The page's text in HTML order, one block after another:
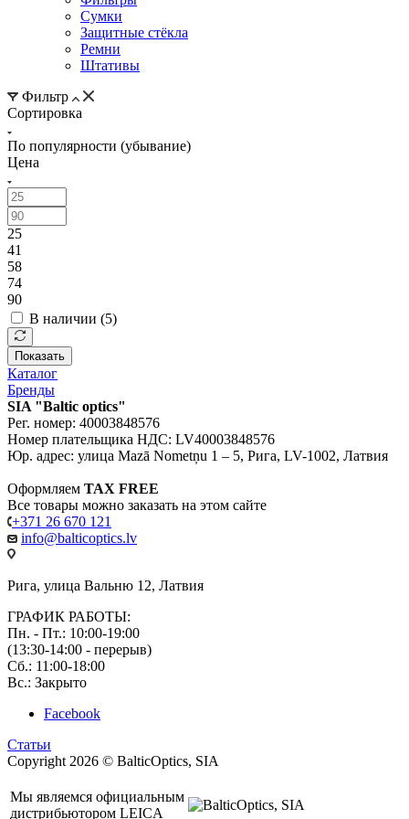
Сумки
Защитные стёкла
Ремни
Штативы
Фильтр
Сортировка
По популярности (убывание)
Цена
25
41
58
74
90
В наличии (5)
Показать
Каталог
Бренды
SIA "Baltic optics"
Рег. номер: 40003848576
Номер плательщика НДС: LV40003848576
Юр. адрес: улица Mazā Nometņu 1 – 5, Рига, LV-1002, Латвия
Оформляем TAX FREE
Все товары можно заказать на этом сайте
+371 26 670 121
info@balticoptics.lv
Рига, улица Вальню 12, Латвия
ГРАФИК РАБОТЫ:
Пн. - Пт.: 10:00-19:00
(13:30-14:00 - перерыв)
Сб.: 11:00-18:00
Вс.: Закрыто
Facebook
Статьи
Copyright 2026 © BalticOptics, SIA
Мы являемся официальным
дистрибьютором LEICA